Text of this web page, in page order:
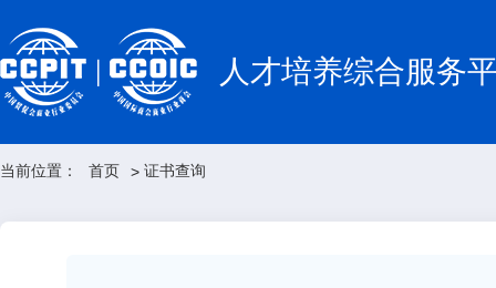
人才培养综合服务
当前位置： 首页 > 证书查询